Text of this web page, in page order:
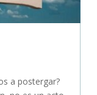
a postergar?